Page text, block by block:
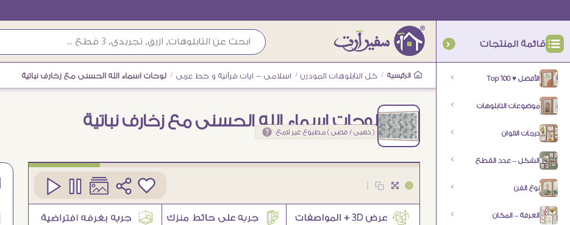
قائمة المنتجات
الأفضل ♥ Top 100
موضوعات التابلوهات
درجات الالوان
الشكل – عدد القطع
نوع الفن
الغرفة – المكان
الرئيسية / كل التابلوهات المودرن / اسلامى - ايات قرآنية و خط عربى / لوحات اسماء الله الحسنى مع زخارف نباتية
لوحات اسماء الله الحسنى مع زخارف نباتية
( ذهبى / فضى ) مطبوع غير لامع
1